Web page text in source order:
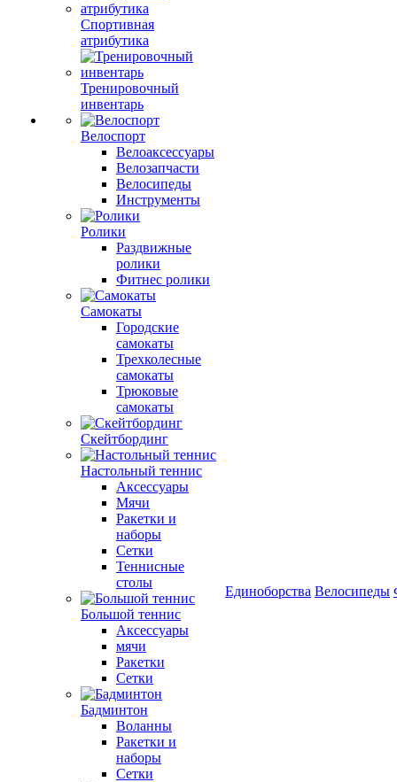
Спортивная
атрибутика
Тренировочный
инвентарь
Велоспорт
Велоаксессуары
Велозапчасти
Велосипеды
Инструменты
Ролики
Раздвижные
ролики
Фитнес ролики
Самокаты
Городские
самокаты
Трехколесные
самокаты
Трюковые
самокаты
Скейтбординг
Настольный теннис
Аксессуары
Мячи
Ракетки и
наборы
Сетки
Теннисные
столы
Большой теннис
Аксессуары
мячи
Ракетки
Сетки
Бадминтон
Воланны
Ракетки и
наборы
Сетки
Единоборства Велосипеды